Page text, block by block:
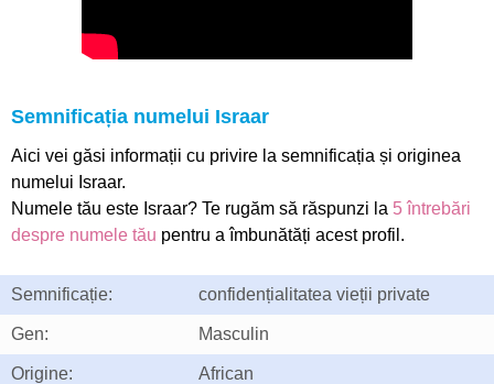
Semnificația numelui Israar
Aici vei găsi informații cu privire la semnificația și originea
numelui Israar.
Numele tău este Israar? Te rugăm să răspunzi la 5 întrebări
despre numele tău pentru a îmbunătăți acest profil.
Semnificație: confidențialitatea vieții private
Gen: Masculin
Origine: African